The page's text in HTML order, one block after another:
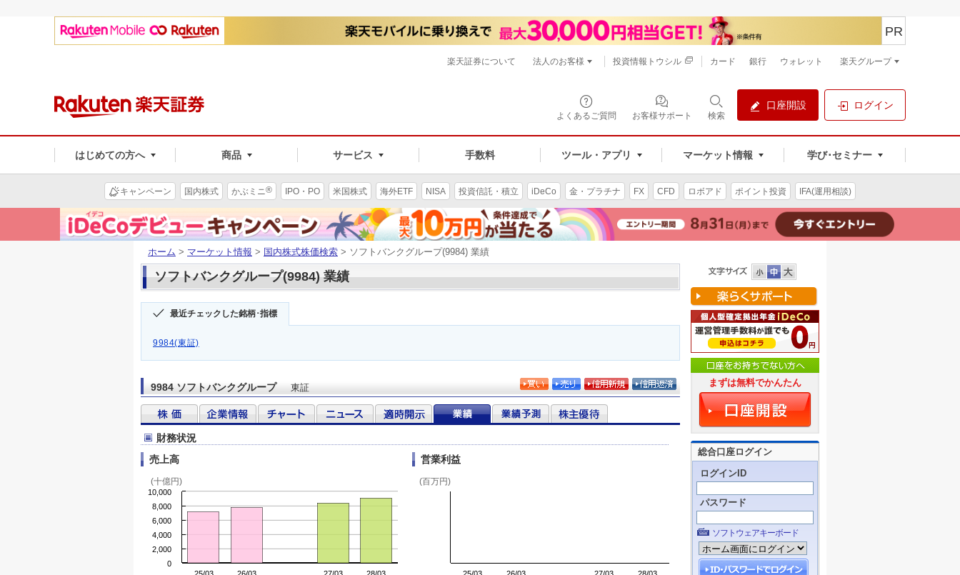
よくあるご質問 お客様サポート 検索
口座開設 ログイン
はじめての方へ 商品 サービス 手数料 ツール・アプリ マーケット情報 学び･セミナー
PR
楽天証券について 法人のお客様 投資情報トウシル カード 銀行 ウォレット 楽天グループ
キャンペーン 国内株式 かぶミニ® IPO・PO 米国株式 海外ETF NISA 投資信託・積立 iDeCo 金・プラチナ FX CFD ロボアド ポイント投資 IFA(運用相談)
ホーム > マーケット情報 > 国内株式株価検索 > ソフトバンクグループ(9984) 業績
ソフトバンクグループ(9984) 業績
最近チェックした銘柄･指標
9984(東証)
9984 ソフトバンクグループ 東証 まずは無料でかんたん
総合口座ログイン
ログインID
パスワード
ソフトウェアキーボード